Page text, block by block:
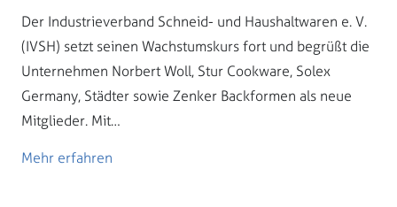
Der Industrieverband Schneid- und Haushaltwaren e. V.
(IVSH) setzt seinen Wachstumskurs fort und begrüßt die
Unternehmen Norbert Woll, Stur Cookware, Solex
Germany, Städter sowie Zenker Backformen als neue
Mitglieder. Mit…
Mehr erfahren